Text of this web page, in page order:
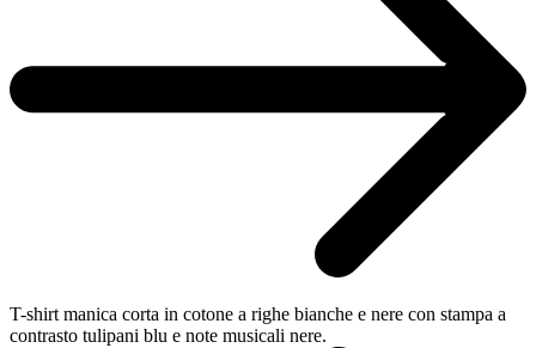
T-shirt manica corta in cotone a righe bianche e nere con stampa a
contrasto tulipani blu e note musicali nere.